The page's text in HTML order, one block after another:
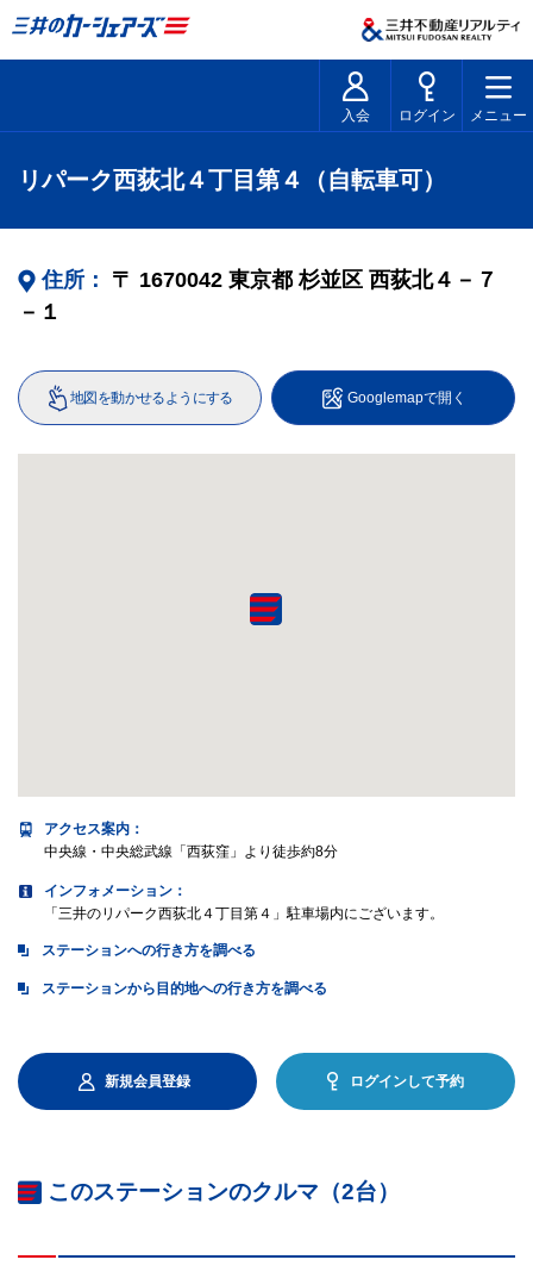
入会 ログイン メニュー
リパーク西荻北４丁目第４（自転車可）
住所： 〒 1670042 東京都 杉並区 西荻北４－７
－１
地図を動かせるようにする Googlemapで開く
アクセス案内 ：
中央線・中央総武線「西荻窪」より徒歩約8分
インフォメーション：
「三井のリパーク西荻北４丁目第４」駐車場内にございます。
ステーションへの行き方を調べる
ステーションから目的地への行き方を調べる
新規会員登録 ログインして予約
このステーションのクルマ（2台）